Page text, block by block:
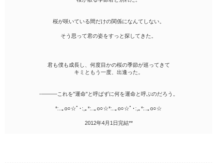
桜が咲いている間だけの関係になんてしない。
そう思って君の姿をすっと探してきた。
君も僕も成長し、何度目かの桜の季節が巡ってきて
キミともう一度、出逢った。
-―――これを"運命"と呼ばずに何を運命と呼ぶのだろう。
*:..｡o○☆ﾟ･:,｡*:..｡o○☆*:..｡o○☆ﾟ･:,｡*:..｡o○☆
2012年4月1日完結**